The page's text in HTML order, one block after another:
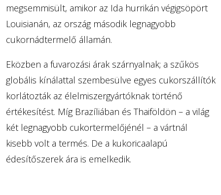
megsemmisült, amikor az Ida hurrikán végigsöpört
Louisianán, az ország második legnagyobb
cukornádtermelő államán.
Eközben a fuvarozási árak szárnyalnak; a szűkös
globális kínálattal szembesülve egyes cukorszállítók
korlátozták az élelmiszergyártóknak történő
értékesítést. Míg Brazíliában és Thaiföldön – a világ
két legnagyobb cukortermelőjénél – a vártnál
kisebb volt a termés. De a kukoricaalapú
édesítőszerek ára is emelkedik.